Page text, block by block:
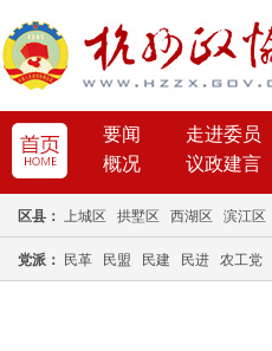
要闻 走进委员
概况
议政建言
区县： 上城区 拱墅区 西湖区 滨江区
党派： 民革 民盟 民建 民进 农工党